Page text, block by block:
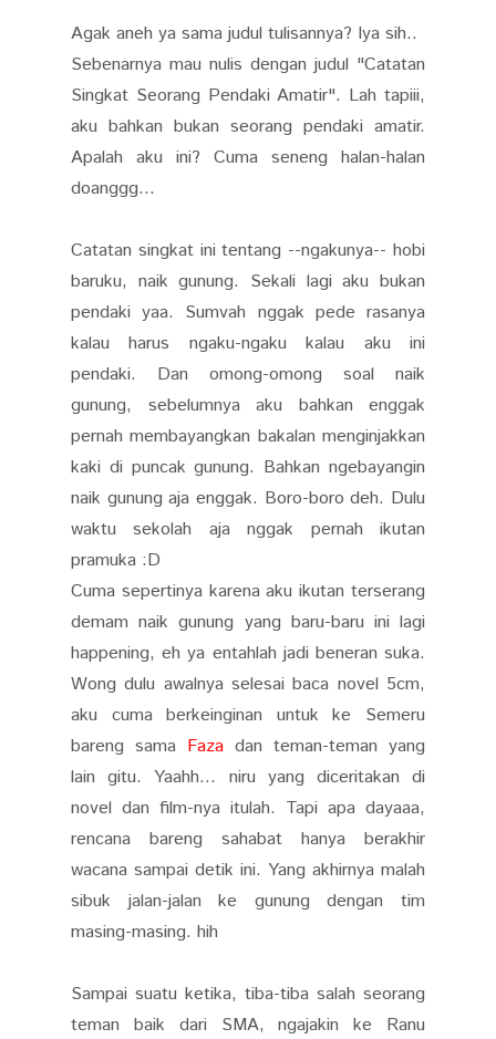
Agak aneh ya sama judul tulisannya? Iya sih..
Sebenarnya mau nulis dengan judul "Catatan
Singkat Seorang Pendaki Amatir". Lah tapiii,
aku bahkan bukan seorang pendaki amatir.
Apalah aku ini? Cuma seneng halan-halan
doanggg...
Catatan singkat ini tentang --ngakunya-- hobi
baruku, naik gunung. Sekali lagi aku bukan
pendaki yaa. Sumvah nggak pede rasanya
kalau harus ngaku-ngaku kalau aku ini
pendaki. Dan omong-omong soal naik
gunung, sebelumnya aku bahkan enggak
pernah membayangkan bakalan menginjakkan
kaki di puncak gunung. Bahkan ngebayangin
naik gunung aja enggak. Boro-boro deh. Dulu
waktu sekolah aja nggak pernah ikutan
pramuka :D
Cuma sepertinya karena aku ikutan terserang
demam naik gunung yang baru-baru ini lagi
happening, eh ya entahlah jadi beneran suka.
Wong dulu awalnya selesai baca novel 5cm,
aku cuma berkeinginan untuk ke Semeru
bareng sama Faza dan teman-teman yang
lain gitu. Yaahh... niru yang diceritakan di
novel dan film-nya itulah. Tapi apa dayaaa,
rencana bareng sahabat hanya berakhir
wacana sampai detik ini. Yang akhirnya malah
sibuk jalan-jalan ke gunung dengan tim
masing-masing. hih
Sampai suatu ketika, tiba-tiba salah seorang
teman baik dari SMA, ngajakin ke Ranu